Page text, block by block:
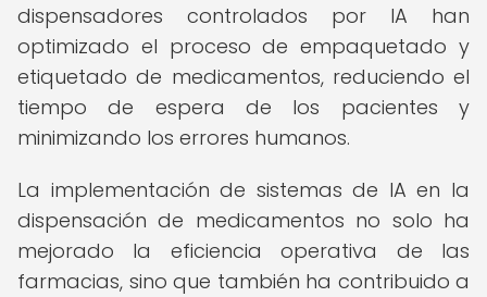
dispensadores controlados por IA han
optimizado el proceso de empaquetado y
etiquetado de medicamentos, reduciendo el
tiempo de espera de los pacientes y
minimizando los errores humanos.
La implementación de sistemas de IA en la
dispensación de medicamentos no solo ha
mejorado la eficiencia operativa de las
farmacias, sino que también ha contribuido a